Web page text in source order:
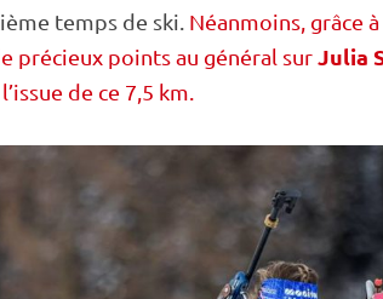
temps de ski. Néanmoins, grâce
précieux points au général surJulia
de ce 7,5 km.